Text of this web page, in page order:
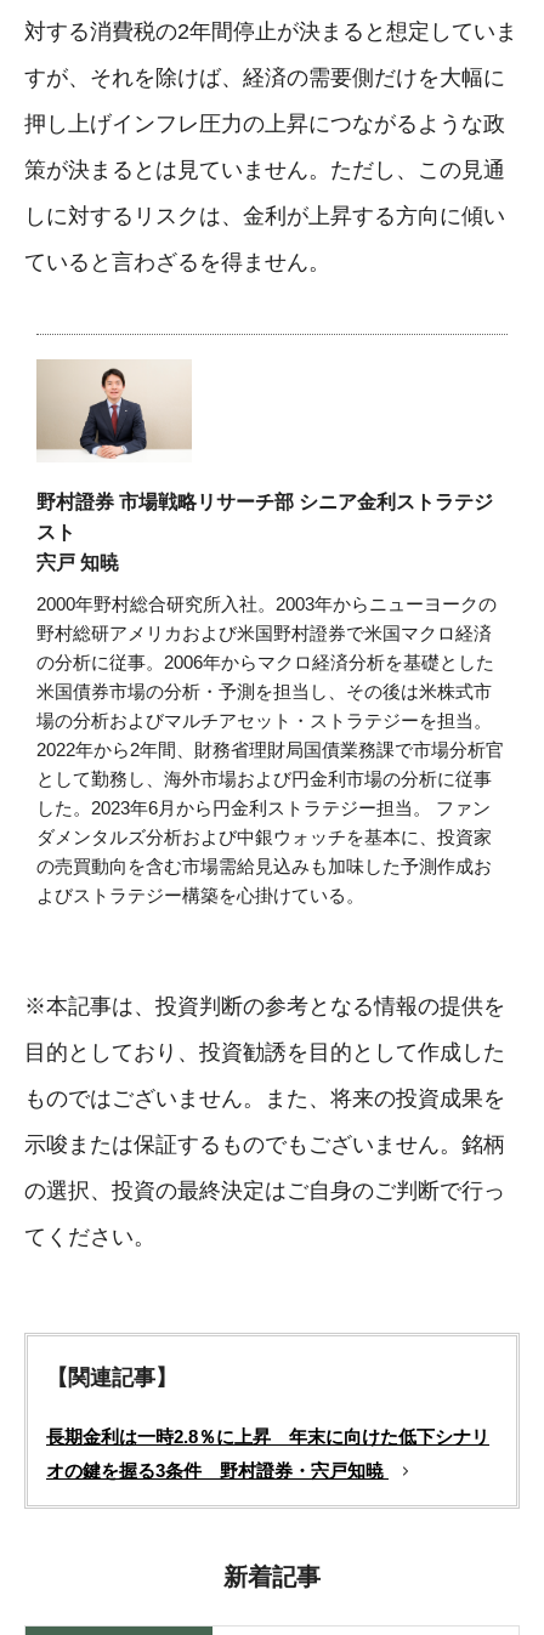
対する消費税の2年間停止が決まると想定していま
すが、それを除けば、経済の需要側だけを大幅に
押し上げインフレ圧力の上昇につながるような政
策が決まるとは見ていません。ただし、この見通
しに対するリスクは、金利が上昇する方向に傾い
ていると言わざるを得ません。
野村證券 市場戦略リサーチ部 シニア金利ストラテジ
スト
宍戸 知暁
2000年野村総合研究所入社。2003年からニューヨークの
野村総研アメリカおよび米国野村證券で米国マクロ経済
の分析に従事。2006年からマクロ経済分析を基礎とした
米国債券市場の分析・予測を担当し、その後は米株式市
場の分析およびマルチアセット・ストラテジーを担当。
2022年から2年間、財務省理財局国債業務課で市場分析官
として勤務し、海外市場および円金利市場の分析に従事
した。2023年6月から円金利ストラテジー担当。 ファン
ダメンタルズ分析および中銀ウォッチを基本に、投資家
の売買動向を含む市場需給見込みも加味した予測作成お
よびストラテジー構築を心掛けている。
※本記事は、投資判断の参考となる情報の提供を
目的としており、投資勧誘を目的として作成した
ものではございません。また、将来の投資成果を
示唆または保証するものでもございません。銘柄
の選択、投資の最終決定はご自身のご判断で行っ
てください。
【関連記事】
長期金利は一時2.8％に上昇 年末に向けた低下シナリ
オの鍵を握る3条件 野村證券・宍戸知暁
新着記事